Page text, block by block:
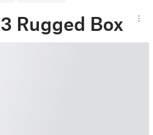
Rugged Box